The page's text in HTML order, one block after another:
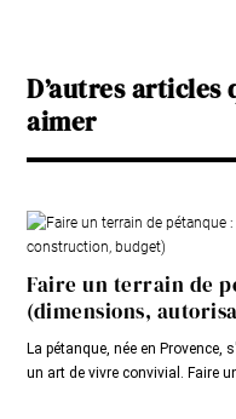
D’autres articles
aimer
Faire un terrain de
(dimensions,
La pétanque, née en
un art de vivre convivial. Faire